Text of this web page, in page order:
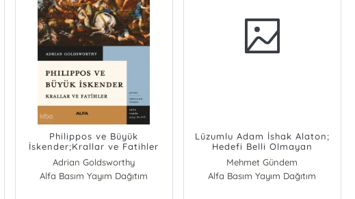
Philippos ve Büyük
İskender;Krallar ve Fatihler
Adrian Goldsworthy
Alfa Basım Yayım Dağıtım
Lüzumlu Adam İshak Alaton;
Hedefi Belli Olmayan
Yelkenliye Hiçbir Rüzgâr
Yardım Etmez
Mehmet Gündem
Alfa Basım Yayım Dağıtım